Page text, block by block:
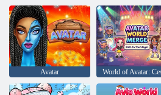
Avatar